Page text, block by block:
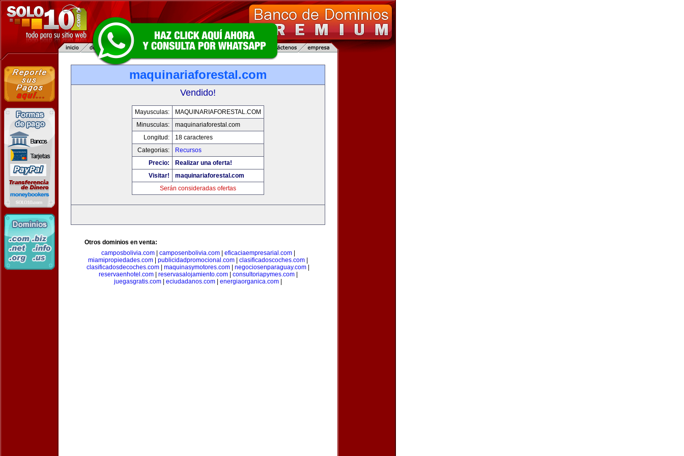
maquinariaforestal.com
Vendido!
Mayusculas:
MAQUINARIAFORESTAL.COM
Minusculas:
maquinariaforestal.com
Longitud:
18 caracteres
Categorias:
Recursos
Precio:
Realizar una oferta!
Visitar!
maquinariaforestal.com
Serán consideradas ofertas
Otros dominios en venta:
camposbolivia.com| camposenbolivia.com| eficaciaempresarial.com|
miamipropiedades.com
publicidadpromocional.com clasificadoscoches.com
clasificadosdecoches.com
maquinasymotores.com negociosenparaguay.com
reservaenhotel.com| reservasalojamiento.com| consultoriapymes.com|
juegasgratis.com
eciudadanos.com energiaorganica.com